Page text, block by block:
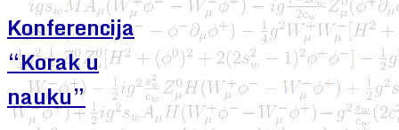
Konferencija
“Korak u
nauku”